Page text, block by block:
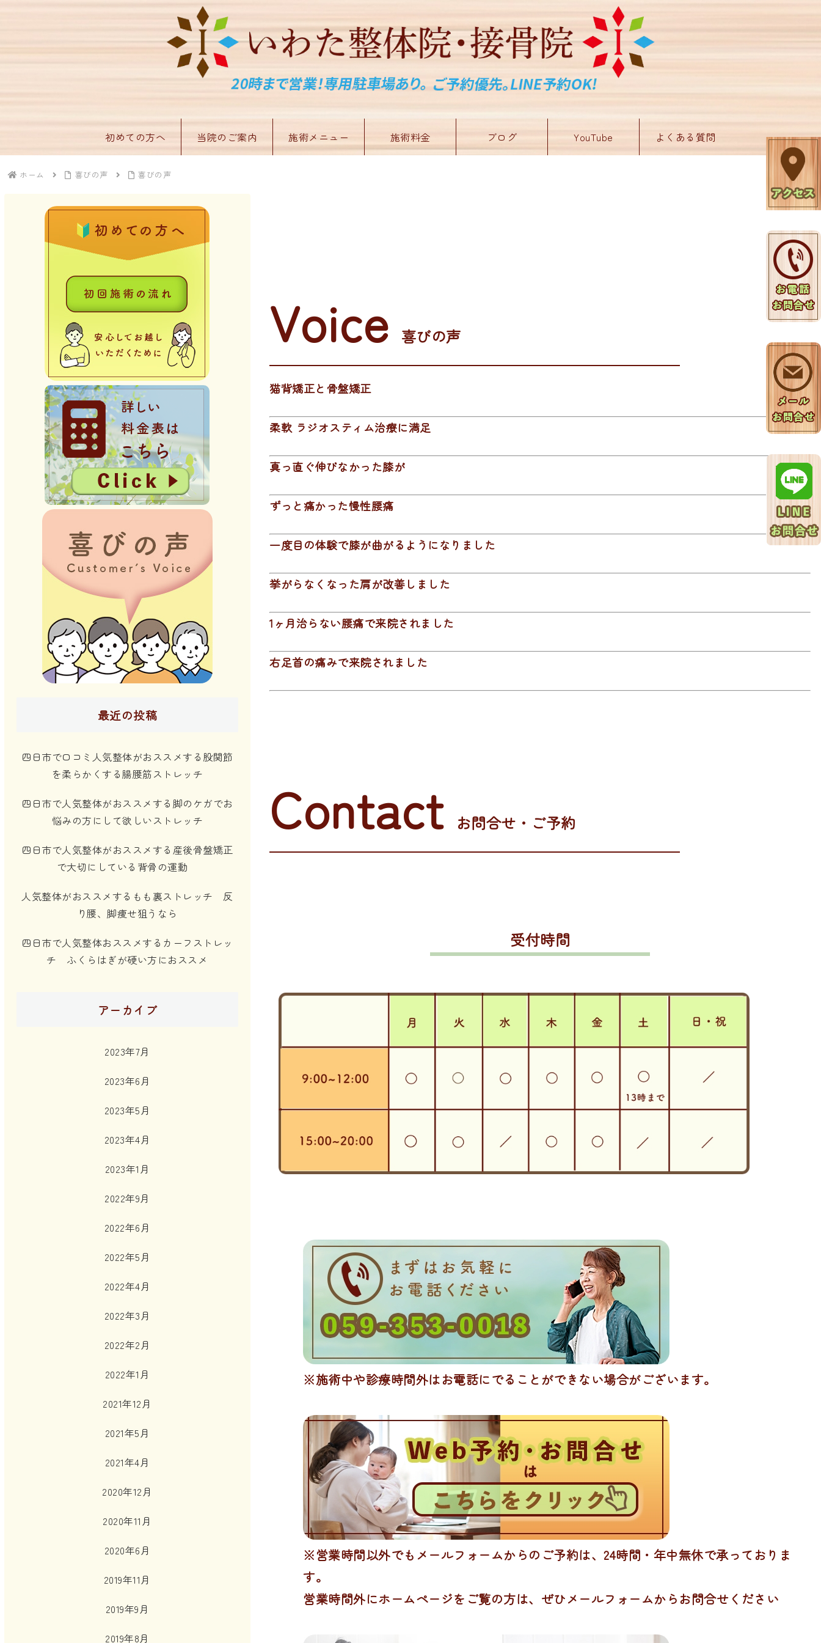
初めての方へ 当院のご案内 施術メニュー 施術料金 ブログ YouTube よくある質問
ホーム 喜びの声 喜びの声
Voice 喜びの声
猫背矯正と骨盤矯正
柔軟 ラジオスティム治療に満足
真っ直ぐ伸びなかった膝が
ずっと痛かった慢性腰痛
一度目の体験で膝が曲がるようになりました
挙がらなくなった肩が改善しました
1ヶ月治らない腰痛で来院されました
右足首の痛みで来院されました
Contact お問合せ・ご予約
受付時間
※施術中や診療時間外はお電話にでることができない場合がございます。
※営業時間以外でもメールフォームからのご予約は、24時間・年中無休で承っておりま
す。
営業時間外にホームページをご覧の方は、ぜひメールフォームからお問合せください
最近の投稿
四日市で口コミ人気整体がおススメする股関節
を柔らかくする腸腰筋ストレッチ
四日市で人気整体がおススメする脚のケガでお
悩みの方にして欲しいストレッチ
四日市で人気整体がおススメする産後骨盤矯正
で大切にしている背骨の運動
人気整体がおススメするもも裏ストレッチ 反
り腰、脚痩せ狙うなら
四日市で人気整体おススメするカーフストレッ
チ ふくらはぎが硬い方におススメ
アーカイブ
2023年7月
2023年6月
2023年5月
2023年4月
2023年1月
2022年9月
2022年6月
2022年5月
2022年4月
2022年3月
2022年2月
2022年1月
2021年12月
2021年5月
2021年4月
2020年12月
2020年11月
2020年6月
2019年11月
2019年9月
2019年8月